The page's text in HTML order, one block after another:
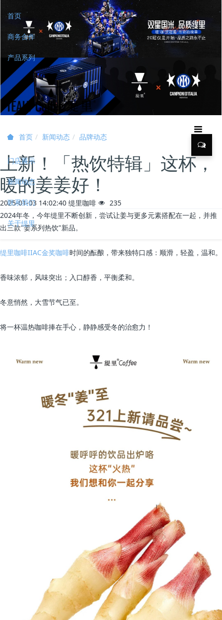
首页
商务合作
产品系列
门店展示
新闻动态
联系我们
关于缇里
首页 新闻动态 品牌动态
上新！「热饮特辑」这杯，
暖的姜姜好！
2025-01-03 14:02:40 缇里咖啡
235
2024年冬，今年缇里不断创新，尝试让姜与更多元素搭配在一起，并推
出三款"姜系列热饮"新品。
缇里咖啡IIAC金奖咖啡时间的酝酿，带来独特口感：顺滑，轻盈，温和。
香味浓郁，风味突出；入口醇香，平衡柔和。
冬意悄然，大雪节气已至。
将一杯温热咖啡捧在手心，静静感受冬的治愈力！